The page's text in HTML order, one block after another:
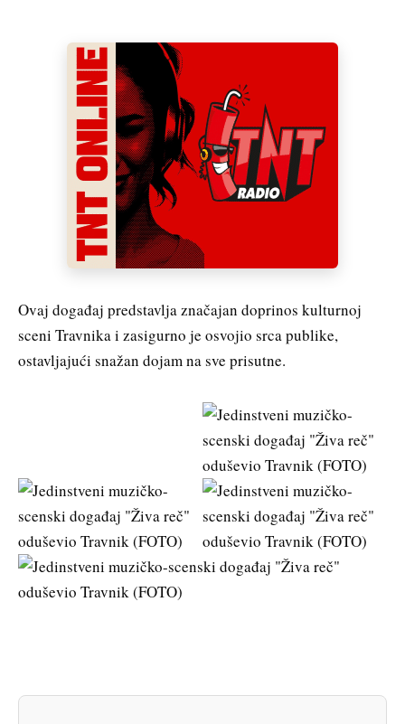
Ovaj događaj predstavlja značajan doprinos kulturnoj
sceni Travnika i zasigurno je osvojio srca publike,
ostavljajući snažan dojam na sve prisutne.